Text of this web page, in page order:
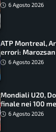
6 Agosto 2026
ATP Montreal,
errori:
ore6 Agosto 2026
Mondiali U20,
finale nei 100
6 Agosto 2026